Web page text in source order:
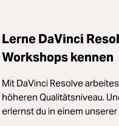
Lerne DaVinci
Workshops kennen
Mit DaVinci Resolve
höheren Qualitätsniveau.
erlernst du in einem